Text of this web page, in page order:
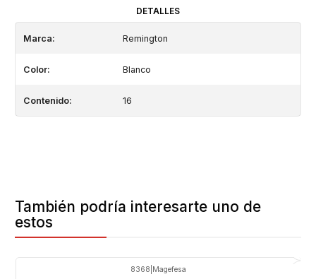
DETALLES
Marca: Remington
Color: Blanco
Contenido: 16
También podría interesarte uno de
estos
8368 Magefesa